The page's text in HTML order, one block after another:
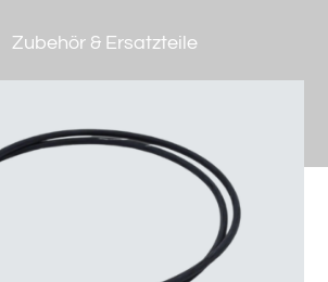
Zubehör & Ersatzteile